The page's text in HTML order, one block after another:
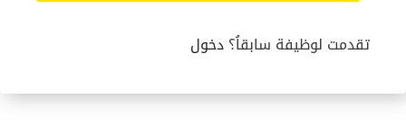
تقدمت لوظيفة سابقاُ؟دخول